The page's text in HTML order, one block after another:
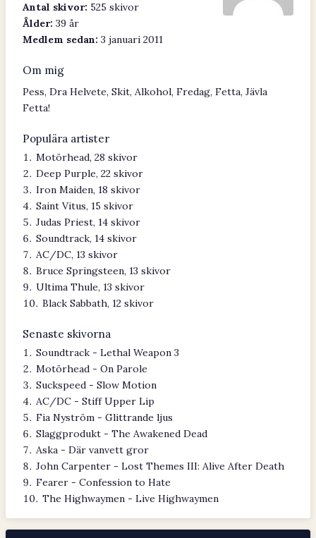
Antal skivor: 525 skivor
Ålder: 39 år
Medlem sedan: 3 januari 2011
Om mig
Pess, Dra Helvete, Skit, Alkohol, Fredag, Fetta, Jävla
Fetta!
Populära artister
Motörhead, 28 skivor
Deep Purple, 22 skivor
Iron Maiden, 18 skivor
Saint Vitus, 15 skivor
Judas Priest, 14 skivor
Soundtrack, 14 skivor
AC/DC, 13 skivor
Bruce Springsteen, 13 skivor
Ultima Thule, 13 skivor
Black Sabbath, 12 skivor
Senaste skivorna
Soundtrack - Lethal Weapon 3
Motörhead - On Parole
Suckspeed - Slow Motion
AC/DC - Stiff Upper Lip
Fia Nyström - Glittrande ljus
Slaggprodukt - The Awakened Dead
Aska - Där vanvett gror
John Carpenter - Lost Themes III: Alive After Death
Fearer - Confession to Hate
The Highwaymen - Live Highwaymen